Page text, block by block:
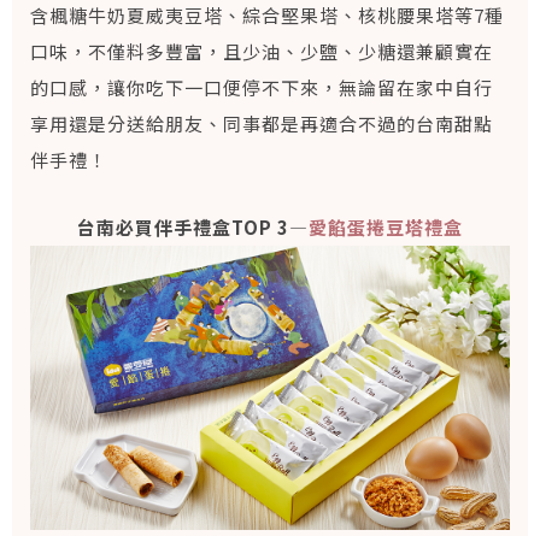
含楓糖牛奶夏威夷豆塔、綜合堅果塔、核桃腰果塔等7種
口味，不僅料多豐富，且少油、少鹽、少糖還兼顧實在
的口感，讓你吃下一口便停不下來，無論留在家中自行
享用還是分送給朋友、同事都是再適合不過的台南甜點
伴手禮！
台南必買伴手禮盒TOP 3—愛餡蛋捲豆塔禮盒